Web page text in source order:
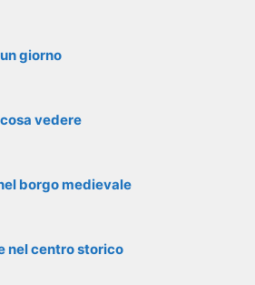
giorno
vedere
borgo medievale
nel centro storico